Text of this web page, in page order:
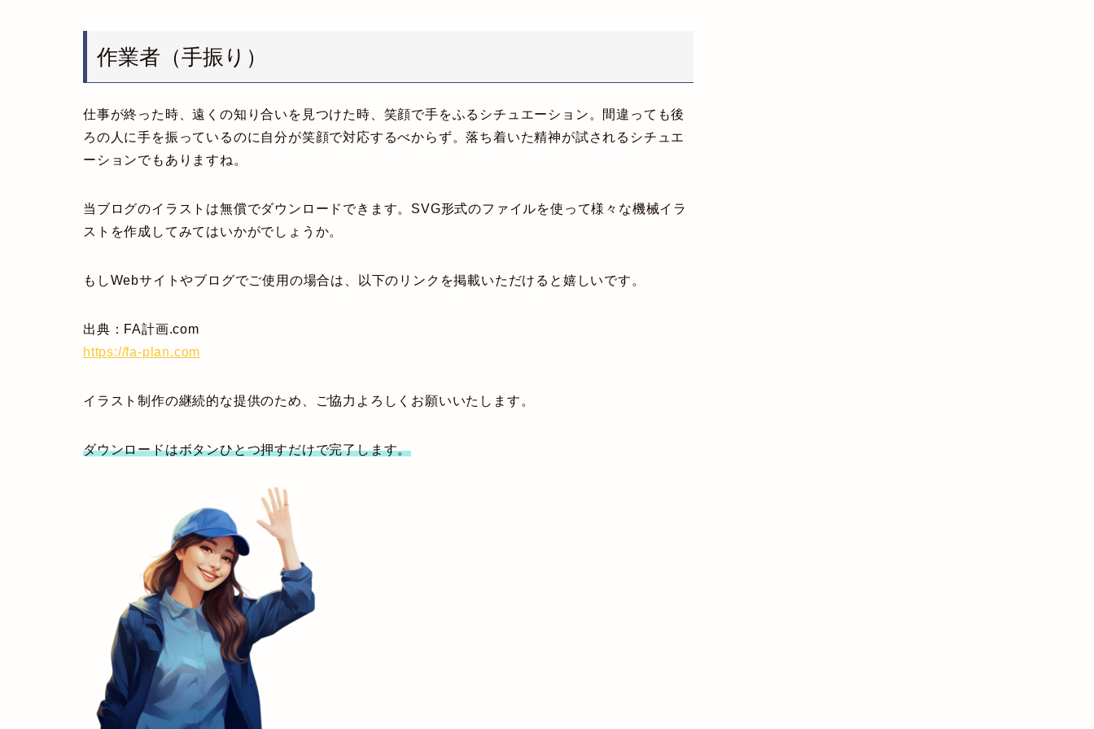
作業者（手振り）
仕事が終った時、遠くの知り合いを見つけた時、笑顔で手をふるシチュエーション。間違っても後
ろの人に手を振っているのに自分が笑顔で対応するべからず。落ち着いた精神が試されるシチュエ
ーションでもありますね。
当ブログのイラストは無償でダウンロードできます。SVG形式のファイルを使って様々な機械イラ
ストを作成してみてはいかがでしょうか。
もしWebサイトやブログでご使用の場合は、以下のリンクを掲載いただけると嬉しいです。
出典：FA計画.com
https://fa-plan.com
イラスト制作の継続的な提供のため、ご協力よろしくお願いいたします。
ダウンロードはボタンひとつ押すだけで完了します。